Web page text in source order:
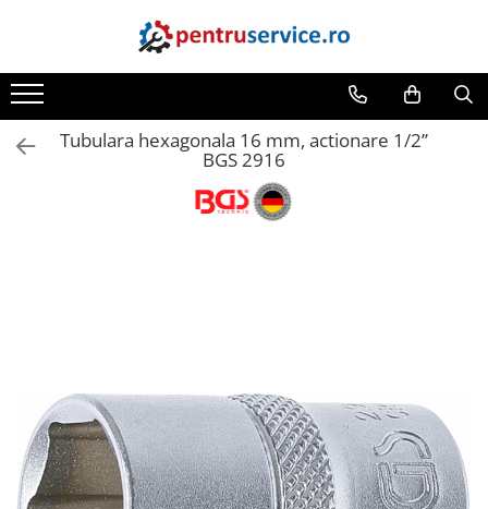
Toate Produsele
Scule Speciale
Scule pentru Motociclete
Unelte de Motor si accesorii
Scule Speciale pentru atelier
Schimb Ulei
Tubulara hexagonala 16 mm, actionare 1/2”
BGS 2916